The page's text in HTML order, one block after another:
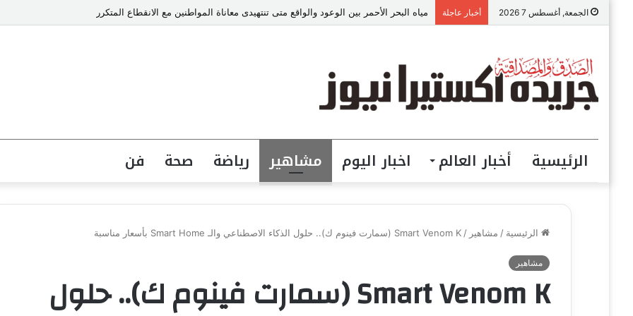
الجمعة, أغسطس 7 2026 أخبار عاجلة مياه البحر الأحمر بين الوعود والواقع متى تنتهيدى معاناة المواطنين مع الانقطاع المتكرر
الرئيسية أخبار العالم اخبار اليوم مشاهير رياضة صحة فن
الرئيسية / مشاهير / Smart Venom K (سمارت فينوم ك).. حلول الذكاء الاصطناعي والـ Smart Home بأسعار مناسبة
مشاهير
Smart Venom K (سمارت فينوم ك).. حلول